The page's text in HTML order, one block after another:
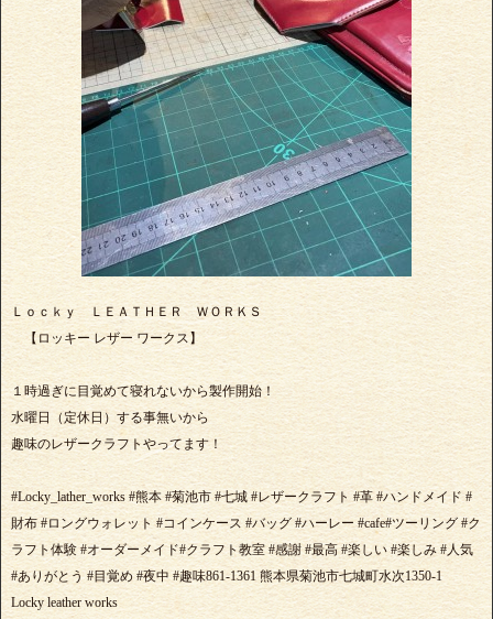
Ｌｏｃｋｙ ＬＥＡＴＨＥＲ ＷＯＲＫＳ
【ロッキー レザー ワークス】
１時過ぎに目覚めて寝れないから製作開始！
水曜日（定休日）する事無いから
趣味のレザークラフトやってます！
#Locky_lather_works #熊本 #菊池市 #七城 #レザークラフト #革 #ハンドメイド #
財布 #ロングウォレット #コインケース #バッグ #ハーレー #cafe#ツーリング #ク
ラフト体験 #オーダーメイド#クラフト教室 #感謝 #最高 #楽しい #楽しみ #人気
#ありがとう #目覚め #夜中 #趣味861-1361 熊本県菊池市七城町水次1350-1
Locky leather works